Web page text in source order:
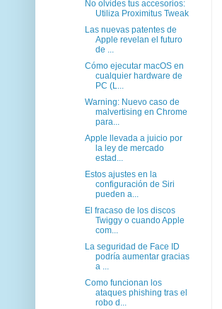
No olvides tus accesorios:
Utiliza Proximitus Tweak
Las nuevas patentes de
Apple revelan el futuro
de ...
Cómo ejecutar macOS en
cualquier hardware de
PC (L...
Warning: Nuevo caso de
malvertising en Chrome
para...
Apple llevada a juicio por
la ley de mercado
estad...
Estos ajustes en la
configuración de Siri
pueden a...
El fracaso de los discos
Twiggy o cuando Apple
com...
La seguridad de Face ID
podría aumentar gracias
a ...
Como funcionan los
ataques phishing tras el
robo d...